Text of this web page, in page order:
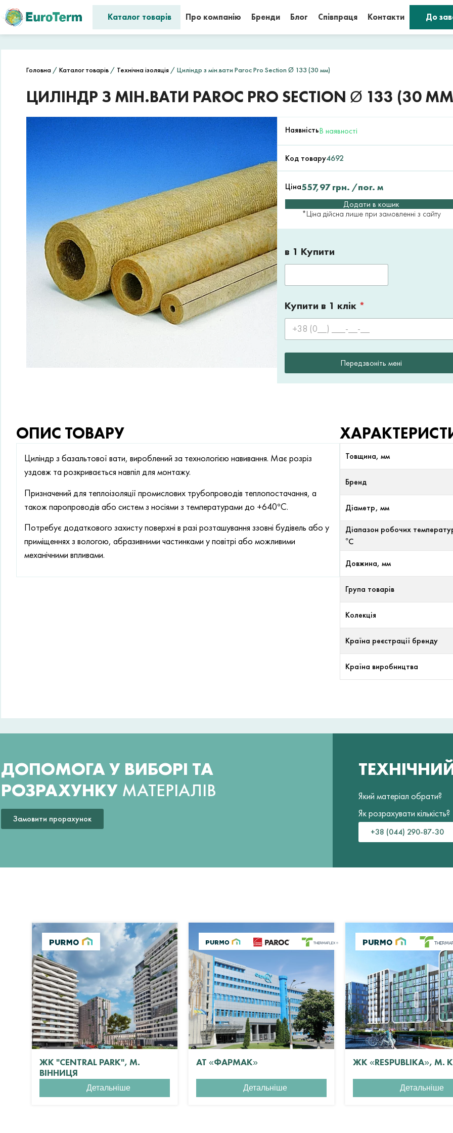
Каталог товарів Про компанію Бренди Блог Співпраця Контакти До
Головна / Каталог товарів / Технічна ізоляція / Циліндр з мін.вати Paroc Pro Section Ø 133 (30 мм)
ЦИЛІНДР З МІН.ВАТИ PAROC PRO SECTION Ø 133 (30
НаявністьВ наявності
Код товару4692
Ціна557,97грн. /пог. м
Додати в кошик
*Ціна дійсна лише при замовленні з сайту
в 1 Купити
Купити в 1 клік *
Передзвоніть мені
ОПИС ТОВАРУ
Циліндр з базальтової вати, вироблений за технологією навивання. Має розріз
уздовж та розкривається навпіл для монтажу.
Призначений для теплоізоляції промислових трубопроводів теплопостачання, а
також паропроводів або систем з носіями з температурами до +640°С.
Потребує додаткового захисту поверхні в разі розташування ззовні будівель або у
приміщеннях з вологою, абразивними частинками у повітрі або можливими
механічними впливами.
Товщина, мм
Бренд
Діаметр, мм
Діапазон робочих
°С
Довжина, мм
Група товарів
Колекція
Країна реєстрації бренду
Країна виробництва
ДОПОМОГА У ВИБОРІ ТА
РОЗРАХУНКУ МАТЕРІАЛІВ
Замовити прорахунок
Який матеріал обрати?
Як розрахувати кількість?
+38 (044) 290-87-30
ЖК "CENTRAL PARK", М.
ВІННИЦЯ
Детальніше
АТ «ФАРМАК»
Детальніше
ЖК «RESPUBLIKA», М.
Детальніше